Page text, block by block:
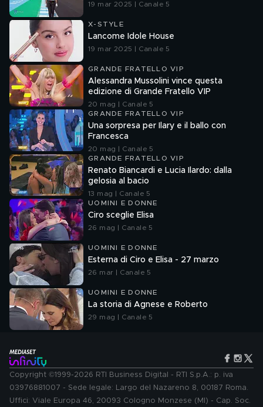
19 mar 2025 | Canale 5
X-STYLE
Lancome Idole House
19 mar 2025 | Canale 5
GRANDE FRATELLO VIP
Alessandra Mussolini vince questa
edizione di Grande Fratello VIP
20 mag | Canale 5
GRANDE FRATELLO VIP
Una sorpresa per Ilary e il ballo con
Francesca
20 mag | Canale 5
GRANDE FRATELLO VIP
Renato Biancardi e Lucia Ilardo: dalla
gelosia al bacio
13 mag | Canale 5
UOMINI E DONNE
Ciro sceglie Elisa
26 mag | Canale 5
UOMINI E DONNE
Esterna di Ciro e Elisa - 27 marzo
26 mar | Canale 5
UOMINI E DONNE
La storia di Agnese e Roberto
29 mag | Canale 5
Copyright ©1999-2026 RTI Business Digital - RTI S.p.A.: p. iva
03976881007 - Sede legale: Largo del Nazareno 8, 00187 Roma.
Uffici: Viale Europa 46, 20093 Cologno Monzese (MI) - Cap. Soc.